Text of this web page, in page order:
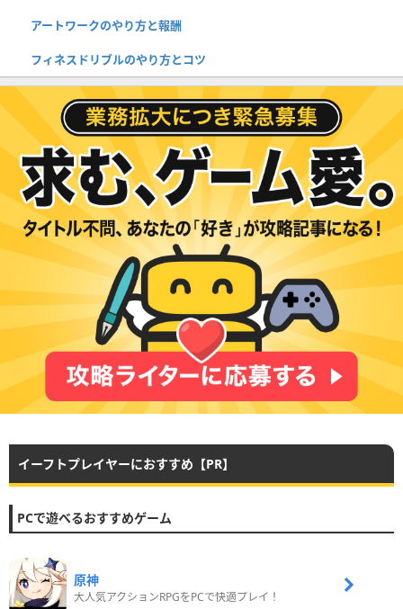
アートワークのやり方と報酬
フィネスドリブルのやり方とコツ
イーフトプレイヤーにおすすめ【PR】
PCで遊べるおすすめゲーム
原神
大人気アクションRPGをPCで快適プレイ！